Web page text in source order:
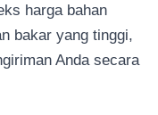
harga bahan
bakar yang tinggi,
Anda secara